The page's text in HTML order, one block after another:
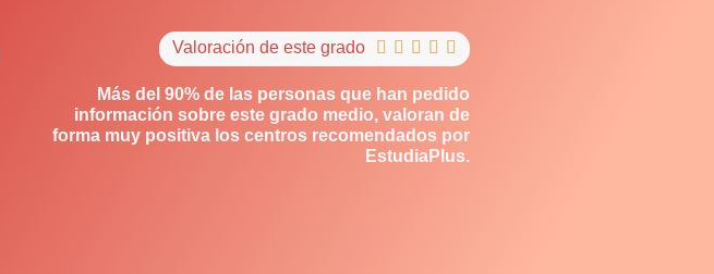
Valoración de este grado     
Más del 90% de las personas que han pedido
información sobre este grado medio, valoran de
forma muy positiva los centros recomendados por
EstudiaPlus.